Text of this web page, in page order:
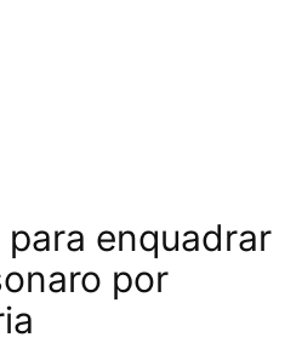
para enquadrar
por